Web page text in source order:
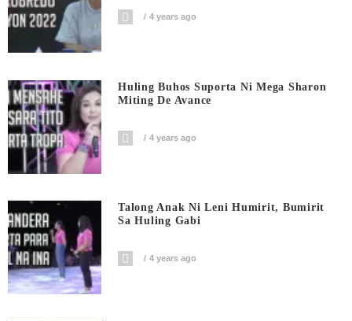
4 years ago
Huling Buhos Suporta Ni Mega Sharon
Miting De Avance
4 years ago
Talong Anak Ni Leni Humirit, Bumirit
Sa Huling Gabi
4 years ago